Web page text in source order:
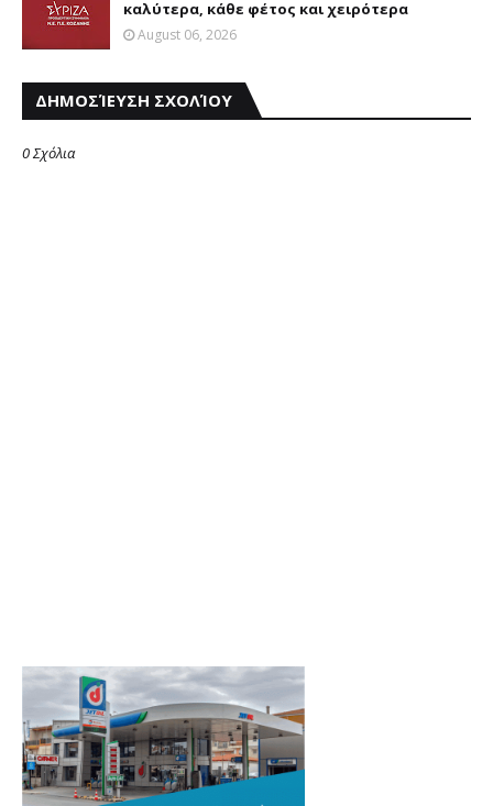
καλύτερα, κάθε φέτος και χειρότερα
August 06, 2026
ΔΗΜΟΣΊΕΥΣΗ ΣΧΟΛΊΟΥ
0 Σχόλια